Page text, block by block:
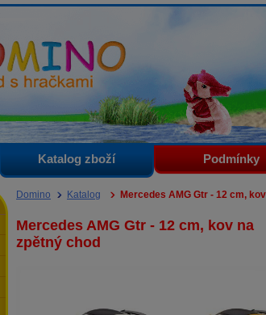
Katalog zboží Podmínky
Domino Katalog Mercedes AMG Gtr - 12 cm,
Mercedes AMG Gtr - 12 cm, kov na
zpětný chod